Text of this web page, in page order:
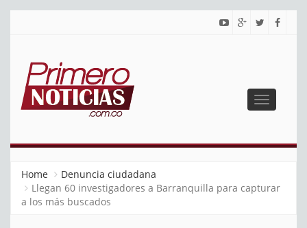
Toggle
Home
Denuncia ciudadana
Llegan 60 investigadores a Barranquilla para capturar
a los más buscados